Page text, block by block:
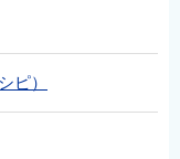
ピ）